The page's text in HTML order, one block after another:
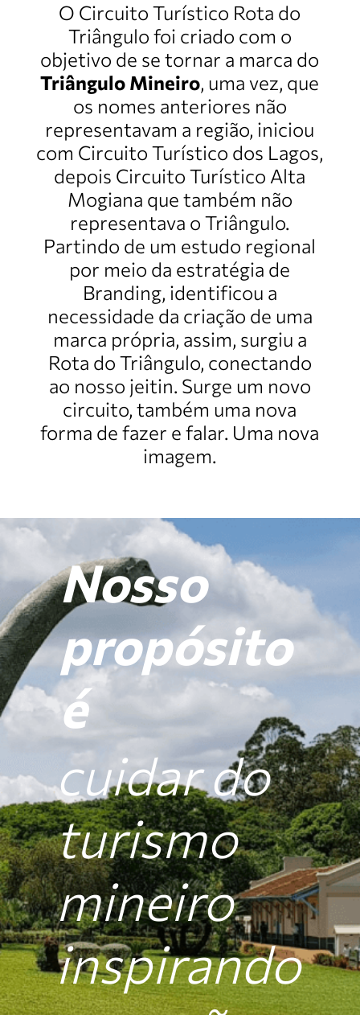
O Circuito Turístico Rota do
Triângulo foi criado com o
objetivo de se tornar a marca do
Triângulo Mineiro, uma vez, que
os nomes anteriores não
representavam a região, iniciou
com Circuito Turístico dos Lagos,
depois Circuito Turístico Alta
Mogiana que também não
representava o Triângulo.
Partindo de um estudo regional
por meio da estratégia de
Branding, identificou a
necessidade da criação de uma
marca própria, assim, surgiu a
Rota do Triângulo, conectando
ao nosso jeitin. Surge um novo
circuito, também uma nova
forma de fazer e falar. Uma nova
imagem.
Nosso
propósito
é
cuidar do
turismo
mineiro
inspirando